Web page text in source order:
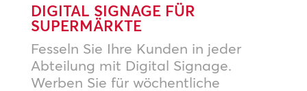
DIGITAL SIGNAGE FÜR
SUPERMÄRKTE
Fesseln Sie Ihre Kunden in jeder
Abteilung mit Digital Signage.
Werben Sie für wöchentliche